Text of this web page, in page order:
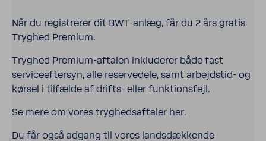
Når du registr­erer dit BWT-​anlæg, får du 2 års gratis
Tryghed Premium.
Tryghed Premium-​aftalen inklud­erer både fast
serviceeftersyn, alle reservedele, samt arbejdstid-​ og
kørsel i tilfælde af drifts-​ eller funk­tions­fejl.
Se mere om vores tryghed­saf­taler her.
Du får også adgang til vores landsdækkende